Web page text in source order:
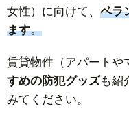
女性）に向けて、 ベラ
ます。
賃貸物件（アパートや
すめの防犯グッズも紹
みてください。